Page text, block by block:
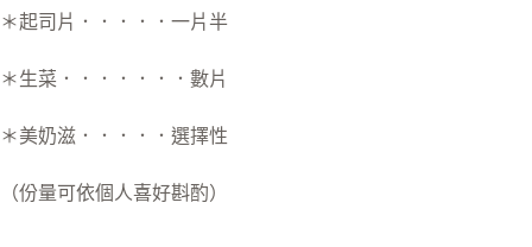
＊起司片．．．．．一片半
＊生菜．．．．．．．數片
＊美奶滋．．．．．選擇性
（份量可依個人喜好斟酌）